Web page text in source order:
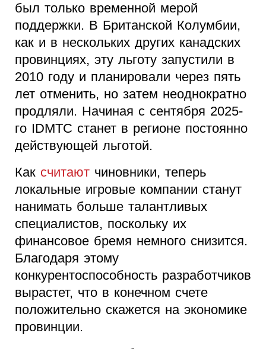
был только временной мерой
поддержки. В Британской Колумбии,
как и в нескольких других канадских
провинциях, эту льготу запустили в
2010 году и планировали через пять
лет отменить, но затем неоднократно
продляли. Начиная с сентября 2025-
го IDMTC станет в регионе постоянно
действующей льготой.
Как считают чиновники, теперь
локальные игровые компании станут
нанимать больше талантливых
специалистов, поскольку их
финансовое бремя немного снизится.
Благодаря этому
конкурентоспособность разработчиков
вырастет, что в конечном счете
положительно скажется на экономике
провинции.